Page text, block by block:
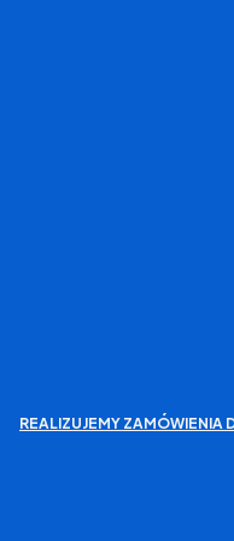
REALIZUJEMY ZAMÓWIENIA